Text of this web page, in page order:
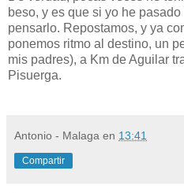
beso, y es que si yo he
pensarlo. Repostamos, y ya
ponemos ritmo al destino, un
mis padres), a Km de Aguilar
Pisuerga.
Antonio - Malaga en 13:41
Compartir